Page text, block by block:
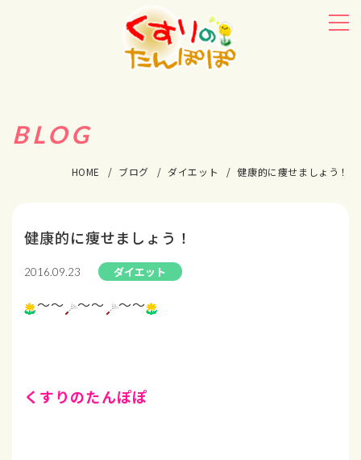
BLOG
HOME ブログ ダイエット 健康的に痩せましょう！
健康的に痩せましょう！
2016.09.23 ダイエット
～～ ～～ ～～
くすりのたんぽぽ